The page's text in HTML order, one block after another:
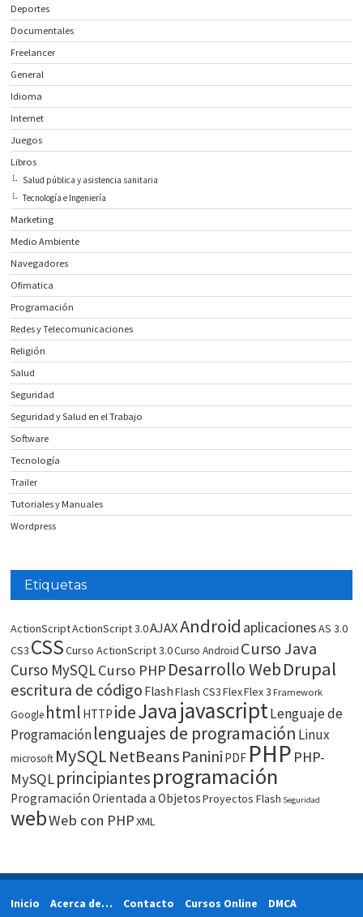
Deportes
Documentales
Freelancer
General
Idioma
Internet
Juegos
Libros
Salud pública y asistencia sanitaria
Tecnología e Ingeniería
Marketing
Medio Ambiente
Navegadores
Ofimatica
Programación
Redes y Telecomunicaciones
Religión
Salud
Seguridad
Seguridad y Salud en el Trabajo
Software
Tecnología
Trailer
Tutoriales y Manuales
Wordpress
Etiquetas
ActionScriptActionScript 3.0AJAXAndroid aplicacionesAS 3.0
CS3 CSSCurso ActionScript 3.0Curso Android Curso Java
Curso MySQLCurso PHP Desarrollo WebDrupal
escritura de código FlashFlash CS3FlexFlex 3 Framework
Google html HTTP ideJavajavascriptLenguaje de
Programaciónlenguajes de programación Linux
microsoft MySQLNetBeans Panini PDF PHP PHP-
MySQLprincipiantesprogramación
Programación Orientada a ObjetosProyectos Flash Seguridad
webWeb con PHPXML
Inicio Acerca de… Contacto Cursos Online DMCA